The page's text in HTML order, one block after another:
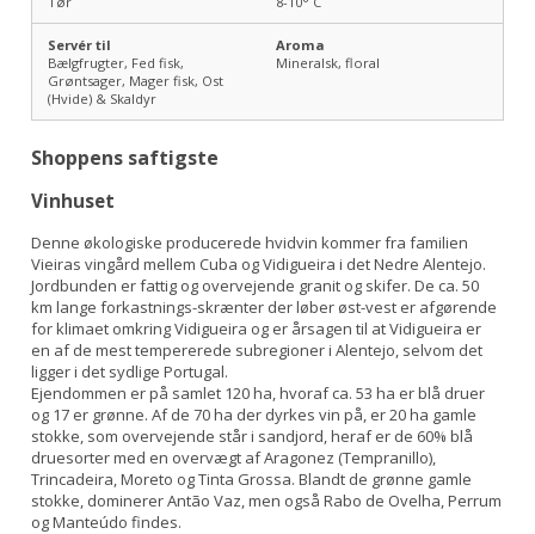
Servér til
Bælgfrugter, Fed fisk,
Grøntsager, Mager fisk, Ost
(Hvide) & Skaldyr
Aroma
Mineralsk, floral
Shoppens saftigste
Vinhuset
Denne økologiske producerede hvidvin kommer fra familien
Vieiras vingård mellem Cuba og Vidigueira i det Nedre Alentejo.
Jordbunden er fattig og overvejende granit og skifer. De ca. 50
km lange forkastnings-skrænter der løber øst-vest er afgørende
for klimaet omkring Vidigueira og er årsagen til at Vidigueira er
en af de mest tempererede subregioner i Alentejo, selvom det
ligger i det sydlige Portugal.
Ejendommen er på samlet 120 ha, hvoraf ca. 53 ha er blå druer
og 17 er grønne. Af de 70 ha der dyrkes vin på, er 20 ha gamle
stokke, som overvejende står i sandjord, heraf er de 60% blå
druesorter med en overvægt af Aragonez (Tempranillo),
Trincadeira, Moreto og Tinta Grossa. Blandt de grønne gamle
stokke, dominerer Antão Vaz, men også Rabo de Ovelha, Perrum
og Manteúdo findes.